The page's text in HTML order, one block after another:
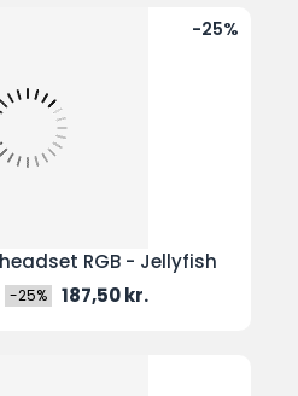
-25%
RGB - Jellyfish
-25% Pris
187,50 kr.